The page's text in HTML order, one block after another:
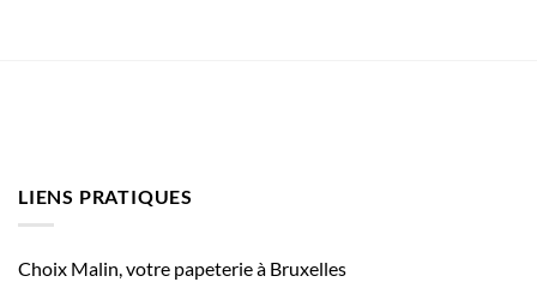
LIENS PRATIQUES
Choix Malin, votre papeterie à Bruxelles